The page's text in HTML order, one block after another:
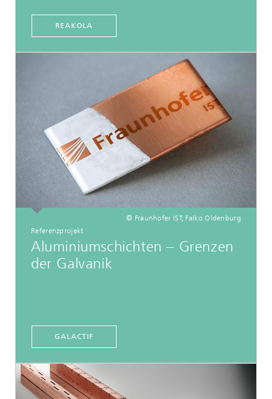
REAKOLA
© Fraunhofer IST, Falko Oldenburg
Referenzprojekt
Aluminiumschichten – Grenzen
der Galvanik
GALACTIF